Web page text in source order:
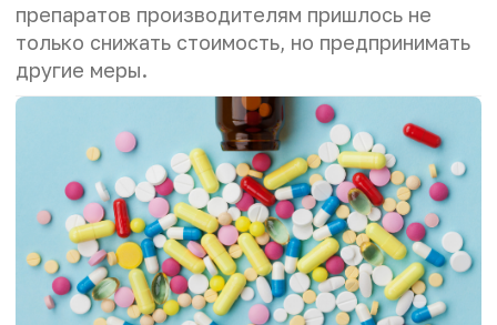
препаратов производителям пришлось не
только снижать стоимость, но предпринимать
другие меры.